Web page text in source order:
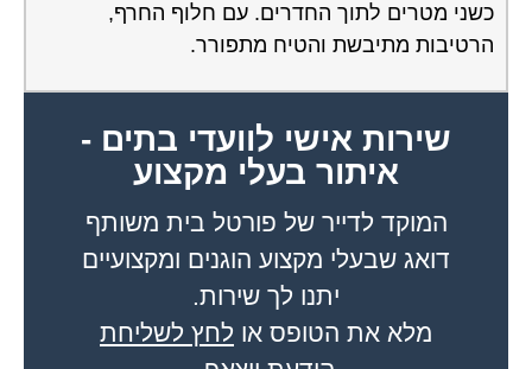
כשני מטרים לתוך החדרים. עם חלוף החרף,
הרטיבות מתיבשת והטיח מתפורר.
שירות אישי לוועדי בתים -
איתור בעלי מקצוע
המוקד לדייר של פורטל בית משותף
דואג שבעלי מקצוע הוגנים ומקצועיים
יתנו לך שירות.
מלא את הטופס או לחץ לשליחת